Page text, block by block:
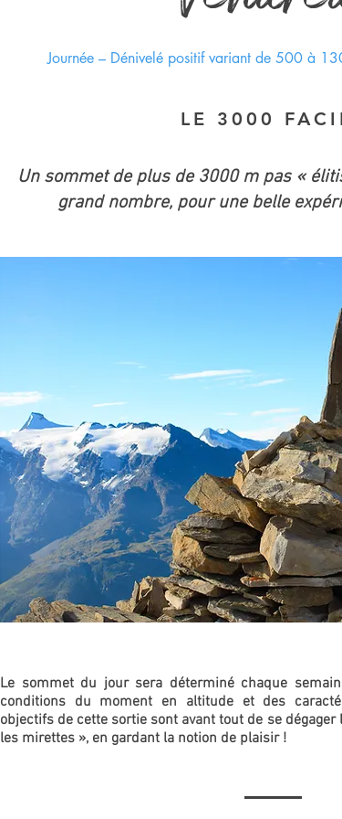
Journée – Dénivelé positif variant de 500 à
LE 3000
Un sommet de plus de 3000 m pas «
grand nombre, pour une belle
Le sommet du jour sera déterminé chaque
conditions du moment en altitude et des
objectifs de cette sortie sont avant tout de se dégager
les mirettes », en gardant la notion de plaisir !